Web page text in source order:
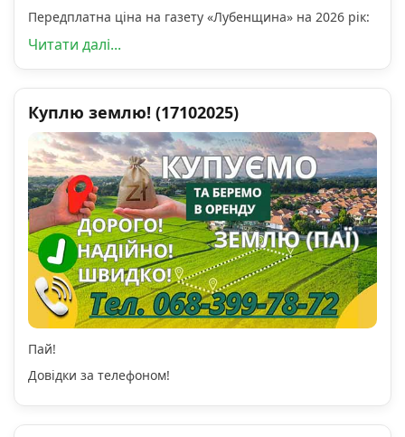
Передплатна ціна на газету «Лубенщина» на 2026 рік:
Читати далі...
Куплю землю! (17102025)
Пай!
Довідки за телефоном!